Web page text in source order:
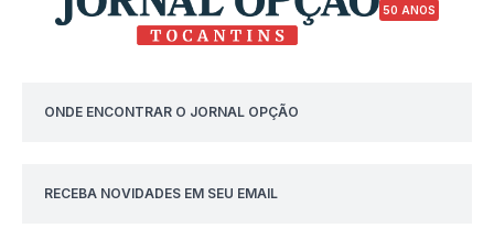
50 ANOS
ONDE ENCONTRAR O JORNAL OPÇÃO
RECEBA NOVIDADES EM SEU EMAIL